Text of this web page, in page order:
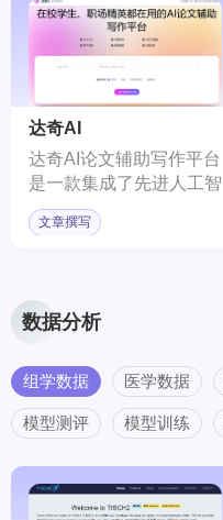
达奇AI
达奇AI论文辅助写作平台
是一款集成了先进人工智
能技术的AI平台，专为在
校学生、职场精英量身打
用户提供高效、智能的论
文写作支持。
文章撰写
数据分析
组学数据 医学数据
模型测评 模型训练